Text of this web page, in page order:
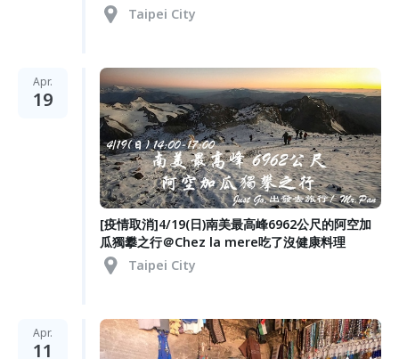
Taipei City
Apr.
19
[疫情取消]4/19(日)南美最高峰6962公尺的阿空加
瓜獨攀之行＠Chez la mere吃了沒健康料理
Taipei City
Apr.
11